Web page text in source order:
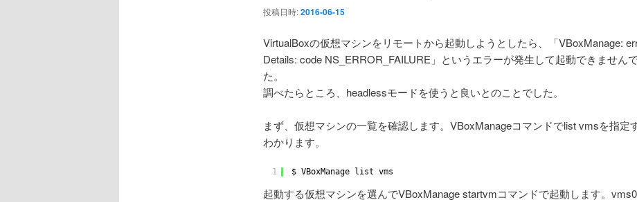
投稿日時:2016-06-15
VirtualBoxの仮想マシンをリモートから起動しようとしたら、「VBoxManage:
Details: code NS_ERROR_FAILURE」というエラーが発生して起動できません
た。
調べたらところ、headlessモードを使うと良いとのことでした。
まず、仮想マシンの一覧を確認します。VBoxManageコマンドでlist vmsを指定
わかります。
1 $ VBoxManage list vms
起動する仮想マシンを選んでVBoxManage startvmコマンドで起動します。